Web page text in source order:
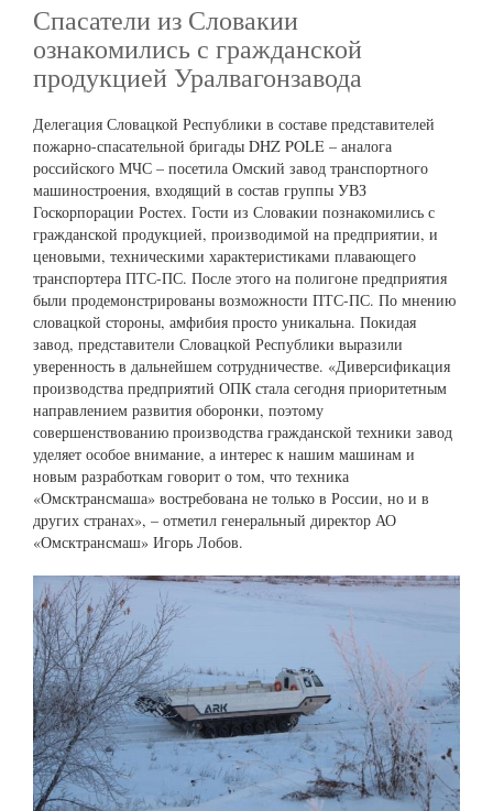
Спасатели из Словакии
ознакомились с гражданской
продукцией Уралвагонзавода
Делегация Словацкой Республики в составе представителей
пожарно-спасательной бригады DHZ POLE – аналога
российского МЧС – посетила Омский завод транспортного
машиностроения, входящий в состав группы УВЗ
Госкорпорации Ростех. Гости из Словакии познакомились с
гражданской продукцией, производимой на предприятии, и
ценовыми, техническими характеристиками плавающего
транспортера ПТС-ПС. После этого на полигоне предприятия
были продемонстрированы возможности ПТС-ПС. По мнению
словацкой стороны, амфибия просто уникальна. Покидая
завод, представители Словацкой Республики выразили
уверенность в дальнейшем сотрудничестве. «Диверсификация
производства предприятий ОПК стала сегодня приоритетным
направлением развития оборонки, поэтому
совершенствованию производства гражданской техники завод
уделяет особое внимание, а интерес к нашим машинам и
новым разработкам говорит о том, что техника
«Омсктрансмаша» востребована не только в России, но и в
других странах», – отметил генеральный директор АО
«Омсктрансмаш» Игорь Лобов.